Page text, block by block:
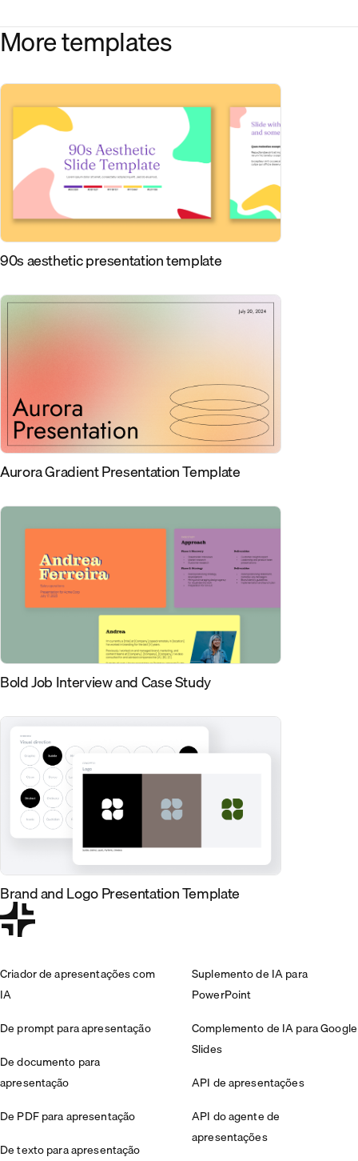
More templates
90s aesthetic presentation template
Aurora Gradient Presentation Template
Bold Job Interview and Case Study
Brand and Logo Presentation Template
Criador de apresentações com
IA
De prompt para apresentação
De documento para
apresentação
De PDF para apresentação
De texto para apresentação
Suplemento de IA para
PowerPoint
Complemento de IA para Google
Slides
API de apresentações
API do agente de
apresentações